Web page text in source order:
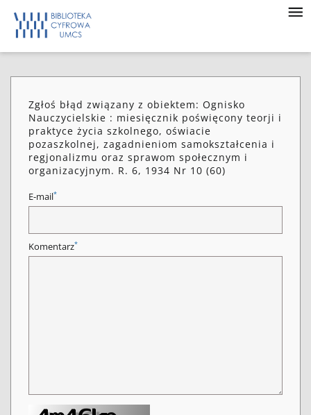
Zgłoś błąd związany z obiektem: Ognisko
Nauczycielskie : miesięcznik poświęcony teorji i
praktyce życia szkolnego, oświacie
pozaszkolnej, zagadnieniom samokształcenia i
regjonalizmu oraz sprawom społecznym i
organizacyjnym. R. 6, 1934 Nr 10 (60)
E-mail*
Komentarz*